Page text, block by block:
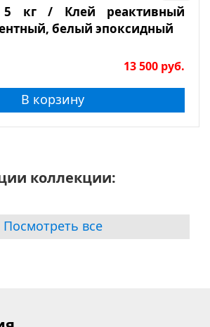
5 кг / Клей реактивный
белый эпоксидный
13 500 руб.
В корзину
коллекции:
Посмотреть все